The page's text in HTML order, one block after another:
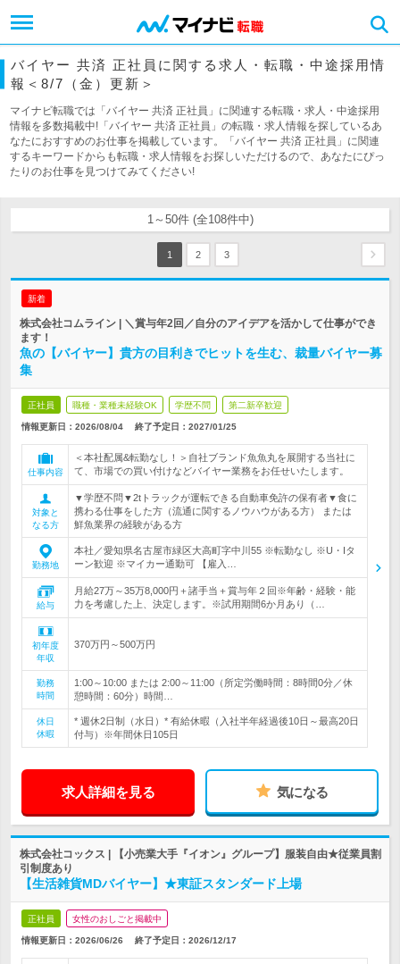
バイヤー 共済 正社員に関する求人・転職・中途採用情
報＜8/7（金）更新＞
マイナビ転職では「バイヤー 共済 正社員」に関連する転職・求人・中途採用
情報を多数掲載中!「バイヤー 共済 正社員」の転職・求人情報を探しているあ
なたにおすすめのお仕事を掲載しています。「バイヤー 共済 正社員」に関連
するキーワードからも転職・求人情報をお探しいただけるので、あなたにぴっ
たりのお仕事を見つけてみてください!
1～50件 (全108件中)
1 2 3
新着
株式会社コムライン | ＼賞与年2回／自分のアイデアを活かして仕事ができ
ます！
魚の【バイヤー】貴方の目利きでヒットを生む、裁量バイヤー募
集
正社員 職種・業種未経験OK 学歴不問 第二新卒歓迎
情報更新日：2026/08/04 終了予定日： 2027/01/25
仕事内容
＜本社配属&転勤なし！＞自社ブランド魚魚丸を展開する当社に
て、市場での買い付けなどバイヤー業務をお任せいたします。
対象と
なる方
▼学歴不問▼2tトラックが運転できる自動車免許の保有者▼食に
携わる仕事をした方（流通に関するノウハウがある方） または
鮮魚業界の経験がある方
勤務地
本社／愛知県名古屋市緑区大高町字中川55 ※転勤なし ※U・Iタ
ーン歓迎 ※マイカー通勤可 【雇入…
給与
月給27万～35万8,000円＋諸手当＋賞与年２回※年齢・経験・能
力を考慮した上、決定します。※試用期間6か月あり（…
初年度
年収
370万円～500万円
勤務
時間
1:00～10:00 または 2:00～11:00（所定労働時間：8時間0分／休
憩時間：60分）時間…
休日
休暇
* 週休2日制（水日）* 有給休暇（入社半年経過後10日～最高20日
付与）※年間休日105日
求人詳細を見る 気になる
株式会社コックス | 【小売業大手『イオン』グループ】服装自由★従業員割
引制度あり
【生活雑貨MDバイヤー】★東証スタンダード上場
正社員 女性のおしごと掲載中
情報更新日：2026/06/26 終了予定日： 2026/12/17